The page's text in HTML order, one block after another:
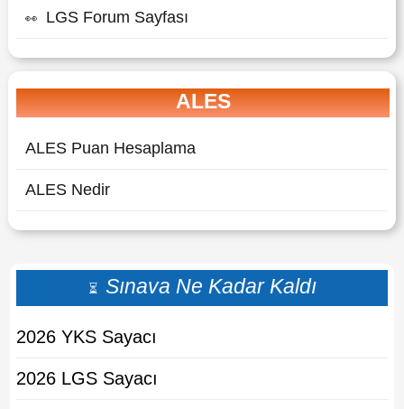
👀 LGS Forum Sayfası
ALES
ALES Puan Hesaplama
ALES Nedir
⏳ Sınava Ne Kadar Kaldı
2026 YKS Sayacı
2026 LGS Sayacı